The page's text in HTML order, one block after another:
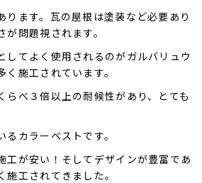
ります。瓦の屋根は塗装など必要あり
問題視されます。
してよく使用されるのがガルバリュウ
施工されています。
らべ３倍以上の耐候性があり、とても
カラーベストです。
工が安い！そしてデザインが豊富であ
工されてきました。